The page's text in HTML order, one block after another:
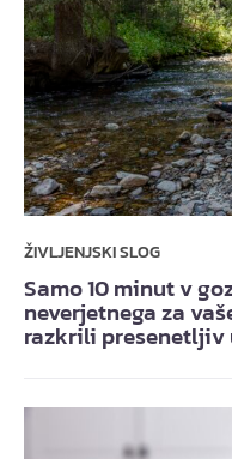
ŽIVLJENJSKI SLOG
Samo 10 minut v
neverjetnega za
razkrili presenetljiv